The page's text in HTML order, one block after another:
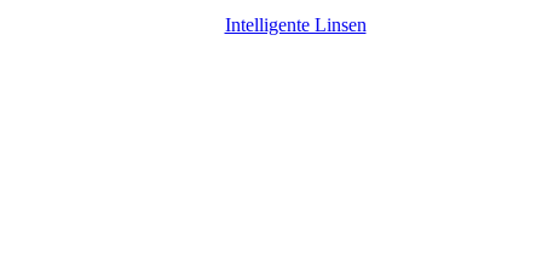
Intelligente Linsen